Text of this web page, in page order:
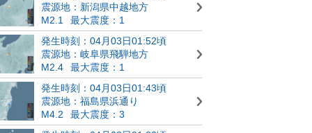
震源地：新潟県中越地方
M2.1
最大震度：1
発生時刻：04月03日01:52頃
震源地：岐阜県飛騨地方
M2.4
最大震度：1
発生時刻：04月03日01:43頃
震源地：福島県浜通り
M4.2
最大震度：3